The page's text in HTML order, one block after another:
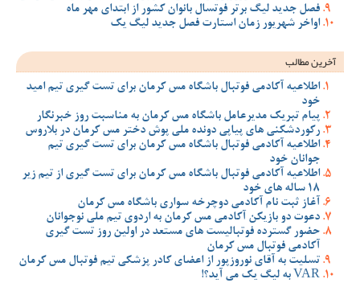
فصل جدید لیگ برتر فوتسال بانوان کشور از ابتدای مهر ماه
اواخر شهریور زمان استارت فصل جدید لیگ یک
آخرین مطالب
اطلاعیه آکادمی فوتبال باشگاه مس کرمان برای تست گیری تیم امید
خود
پیام تبریک مدیرعامل باشگاه مس کرمان به مناسبت روز خبرنگار
رکوردشکنی های پیاپی دونده ملی پوش دختر مس کرمان در بلاروس
اطلاعیه آکادمی فوتبال باشگاه مس کرمان برای تست گیری تیم
جوانان خود
اطلاعیه آکادمی فوتبال باشگاه مس کرمان برای تست گیری از تیم زیر
18 ساله های خود
آغاز ثبت نام آکادمی دوچرخه سواری باشگاه مس کرمان
دعوت دو بازیکن آکادمی مس کرمان به اردوی تیم ملی نوجوانان
حضور گسترده فوتبالیست های مستعد در اولین روز تست گیری
آکادمی فوتبال مس کرمان
تسلیت به آقای نوروزپور از اعضای کادر پزشکی تیم فوتبال مس کرمان
VAR به لیگ یک می آید؟!